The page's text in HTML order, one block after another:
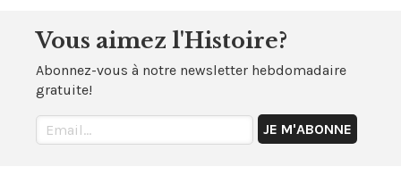
Vous aimez l'Histoire?
Abonnez-vous à notre newsletter hebdomadaire
gratuite!